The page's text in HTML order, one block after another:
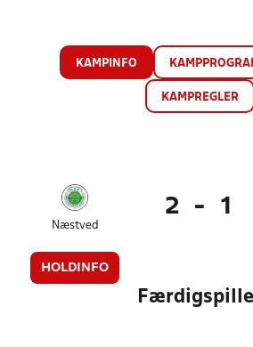
KAMPINFO
KAMPREGLER
Næstved
HOLDINFO
2 - 1